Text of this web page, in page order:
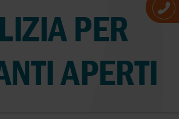
PER
APERTI